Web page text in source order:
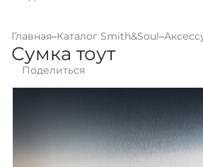
Главная–Каталог Smith&Soul–
Сумка тоут
Поделиться